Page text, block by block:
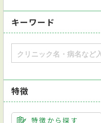
キーワード
特徴
特徴から探す